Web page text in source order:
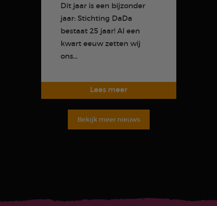
Dit jaar is een bijzonder
jaar: Stichting DaDa
bestaat 25 jaar! Al een
kwart eeuw zetten wij
ons...
Bekijk meer nieuws